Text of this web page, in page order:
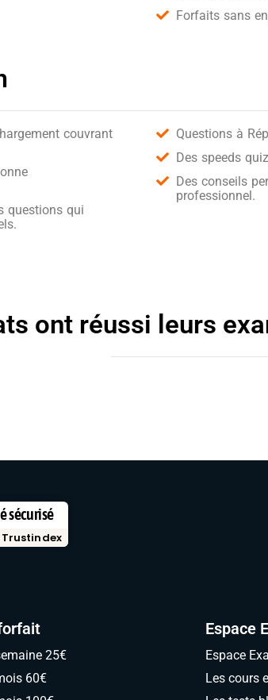
Forfaits sans
couvrant
questions qui
Questions à
Des speeds
Des conseils
professionnel.
ont réussi leurs
sécurisé
Trustindex
25€
60€
Espace
Espace
Les cours